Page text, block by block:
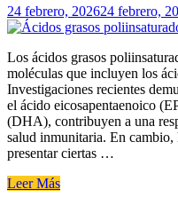
celular»
Posted
on
24 febrero, 202624 febrero,
Los ácidos grasos
moléculas que incluyen los
Investigaciones recientes
el ácido eicosapentaenoico
(DHA), contribuyen a una
salud inmunitaria. En cambio,
presentar ciertas …
Leer Más«Cómo